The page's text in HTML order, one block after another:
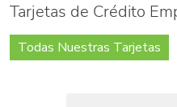
Tarjetas de Crédito
Todas Nuestras Tarjetas